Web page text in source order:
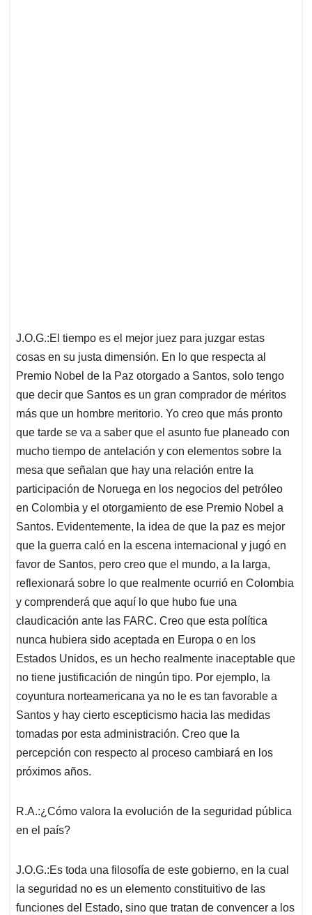
J.O.G.:El tiempo es el mejor juez para juzgar estas
cosas en su justa dimensión. En lo que respecta al
Premio Nobel de la Paz otorgado a Santos, solo tengo
que decir que Santos es un gran comprador de méritos
más que un hombre meritorio. Yo creo que más pronto
que tarde se va a saber que el asunto fue planeado con
mucho tiempo de antelación y con elementos sobre la
mesa que señalan que hay una relación entre la
participación de Noruega en los negocios del petróleo
en Colombia y el otorgamiento de ese Premio Nobel a
Santos. Evidentemente, la idea de que la paz es mejor
que la guerra caló en la escena internacional y jugó en
favor de Santos, pero creo que el mundo, a la larga,
reflexionará sobre lo que realmente ocurrió en Colombia
y comprenderá que aquí lo que hubo fue una
claudicación ante las FARC. Creo que esta política
nunca hubiera sido aceptada en Europa o en los
Estados Unidos, es un hecho realmente inaceptable que
no tiene justificación de ningún tipo. Por ejemplo, la
coyuntura norteamericana ya no le es tan favorable a
Santos y hay cierto escepticismo hacia las medidas
tomadas por esta administración. Creo que la
percepción con respecto al proceso cambiará en los
próximos años.
R.A.:¿Cómo valora la evolución de la seguridad pública
en el país?
J.O.G.:Es toda una filosofía de este gobierno, en la cual
la seguridad no es un elemento constituitivo de las
funciones del Estado, sino que tratan de convencer a los